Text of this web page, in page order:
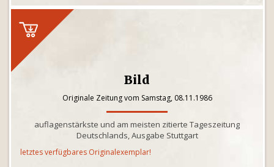
Bild
Originale Zeitung vom Samstag, 08.11.1986
auflagenstärkste und am meisten zitierte Tageszeitung
Deutschlands, Ausgabe Stuttgart
letztes verfügbares Originalexemplar!